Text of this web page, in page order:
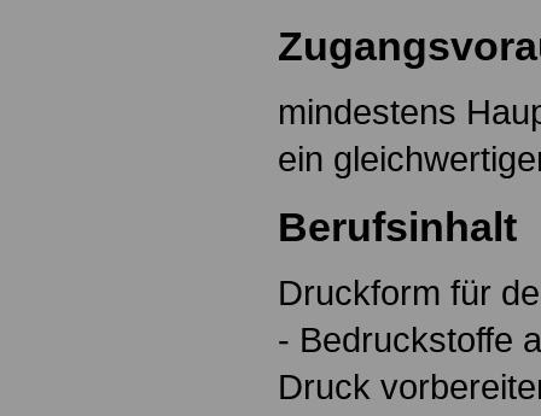
mindestens
ein
Berufsinhalt
Druckform für
- Bedruckstoffe
Druck